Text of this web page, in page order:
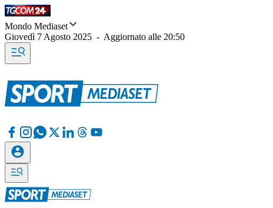
Mondo Mediaset
Giovedì 7 Agosto 2025 - Aggiornato alle 20:50